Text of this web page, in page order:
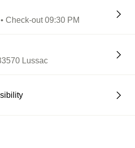
Check-out 09:30 PM
Lussac